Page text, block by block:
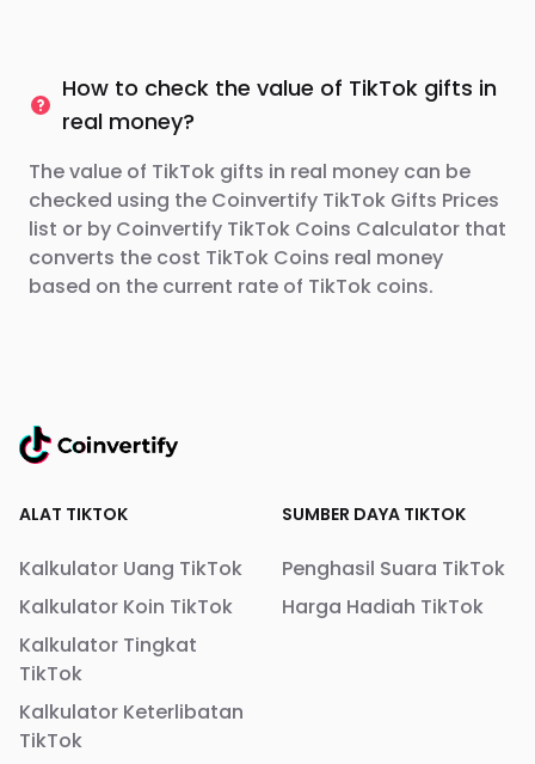
How to check the value of TikTok gifts in
real money?
The value of TikTok gifts in real money can be
checked using the Coinvertify TikTok Gifts Prices
list or by Coinvertify TikTok Coins Calculator that
converts the cost TikTok Coins real money
based on the current rate of TikTok coins.
ALAT TIKTOK
Kalkulator Uang TikTok
Kalkulator Koin TikTok
Kalkulator Tingkat
TikTok
Kalkulator Keterlibatan
TikTok
SUMBER DAYA TIKTOK
Penghasil Suara TikTok
Harga Hadiah TikTok